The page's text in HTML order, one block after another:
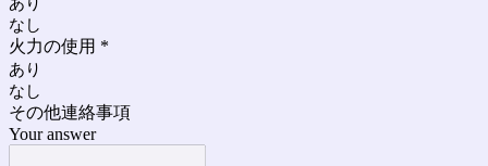
なし
火力の使用 *
あり
なし
その他連絡事項
Your answer